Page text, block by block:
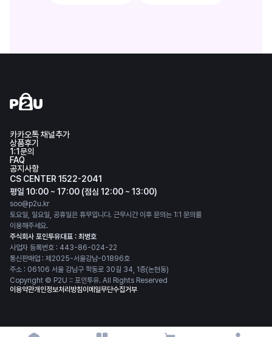
카카오톡 채널추가
상품후기
1:1문의
FAQ
공지사항
CS CENTER 1522-2041
평일 10:00 ~ 17:00 (점심 12:00 ~ 13:00)
soo@p2u.kr
토요일, 일요일, 공휴일은 휴무입니다. 근무시간 이후 문의는 1:1 문의를
이용해주세요.
주식회사 포인투유대표 : 최병호
사업자 등록번호 : 443-86-024-22
통신판매업 : 제2025-서울강남-01896호
주소 : 06106 서울 강남구 학동로 30길 34, 1층(논현동)
Copyright © P2U :: 포인투유. All Rights Reserved
이용약관개인정보처리방침이메일무단수집거부